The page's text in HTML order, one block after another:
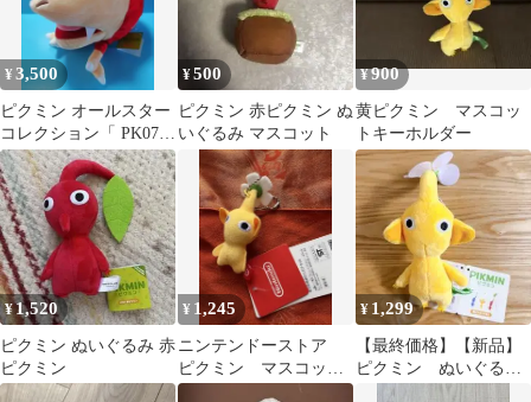
¥3,500
ピクミン オールスター
コレクション「 PK07
チャッピー」 ★タグ付
き
¥500
ピクミン 赤ピクミン ぬ
いぐるみ マスコット
¥900
黄ピクミン マスコッ
トキーホルダー
¥1,520
ピクミン ぬいぐるみ 赤
ピクミン
¥ 1,245
ニンテンドーストア
ピクミン マスコッ
ト ぬいぐるみ 黄ピ
¥ 1,299
【最終価格】【新品】
ピクミン ぬいぐる
み マスコット キー